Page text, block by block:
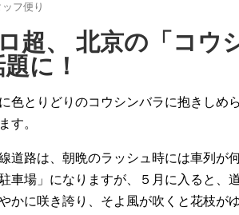
フ便り
超、 北京の「コウ
に！
色とりどりのコウシンバラに抱きしめ
す。
道路は、朝晩のラッシュ時には車列が
車場」になりますが、５月に入ると、
かに咲き誇り、そよ風が吹くと花枝が